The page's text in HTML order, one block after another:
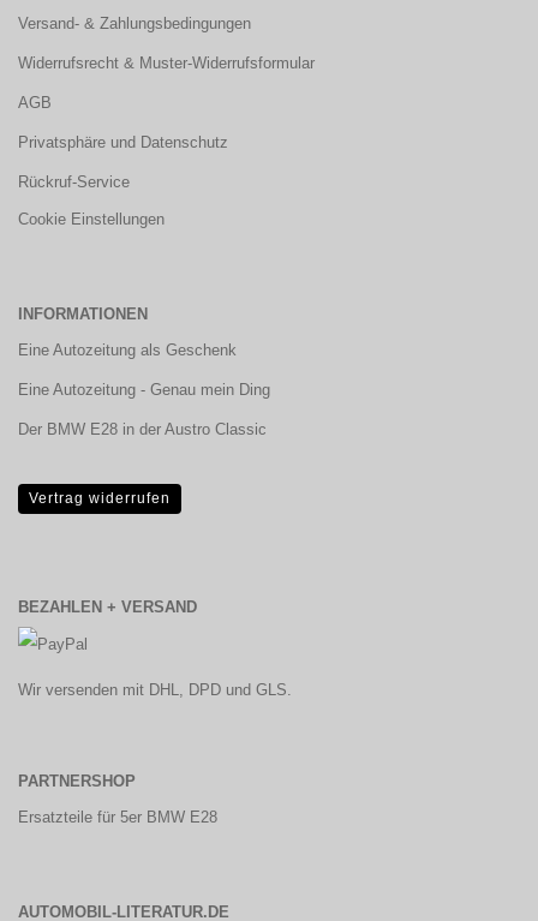
Versand- & Zahlungsbedingungen
Widerrufsrecht & Muster-Widerrufsformular
AGB
Privatsphäre und Datenschutz
Rückruf-Service
Cookie Einstellungen
INFORMATIONEN
Eine Autozeitung als Geschenk
Eine Autozeitung - Genau mein Ding
Der BMW E28 in der Austro Classic
Vertrag widerrufen
BEZAHLEN + VERSAND
Wir versenden mit DHL, DPD und GLS.
PARTNERSHOP
Ersatzteile für 5er BMW E28
AUTOMOBIL-LITERATUR.DE